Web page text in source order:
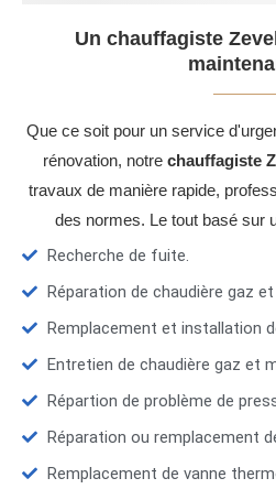
Un chauffagiste
Que ce soit pour un service
rénovation, notre chauffagiste
travaux de manière rapide,
des normes. Le tout basé sur
Recherche de fuite.
Réparation de chaudière gaz
Remplacement et installation
Entretien de chaudière gaz et
Répartion de problème de
Réparation ou remplacement
Remplacement de vanne